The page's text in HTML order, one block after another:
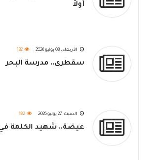
أولاً
الأربعاء, 08 يوليو 2026 132
سقطرى.. مدرسة البحر
السبت, 27 يونيو 2026 182
عيضة.. شهيد الكلمة في